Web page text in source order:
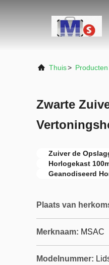
Thuis> Producten
Zwarte
Zuiver de
Horlogekast
Geanodiseerd
Plaats van
Merknaam: MSAC
Modelnummer: